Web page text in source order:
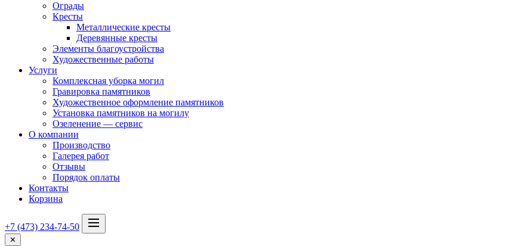
Ограды
Кресты
Металлические кресты
Деревянные кресты
Элементы благоустройства
Художественные работы
Услуги
Комплексная уборка могил
Гравировка памятников
Художественное оформление памятников
Установка памятников на могилу
Озеленение — сервис
О компании
Производство
Галерея работ
Отзывы
Порядок оплаты
Контакты
Корзина
+7 (473) 234-74-50
✕